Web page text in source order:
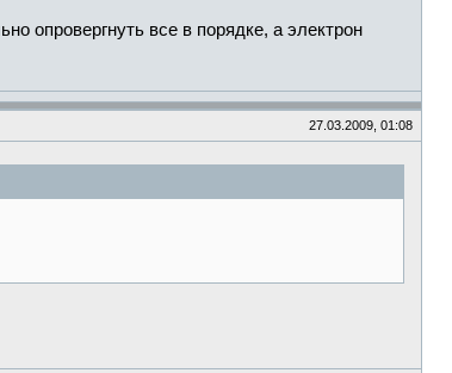
опровергнуть все в порядке, а электрон
27.03.2009, 01:08